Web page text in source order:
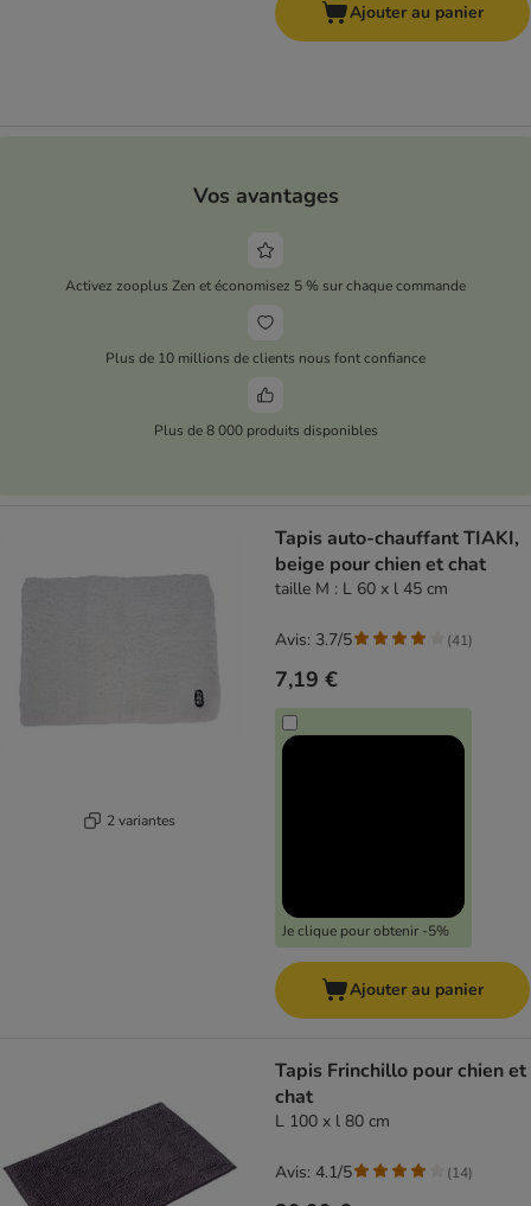
Ajouter au panier
Vos avantages
Activez zooplus Zen et économisez 5 % sur chaque commande
Plus de 10 millions de clients nous font confiance
Plus de 8 000 produits disponibles
2 variantes
Tapis auto-chauffant TIAKI,
beige pour chien et chat
taille M : L 60 x l 45 cm
7,19 €
Je clique pour obtenir -5%
Avis: 3.7/5 (41)
Ajouter au panier
Tapis Frinchillo pour chien et
chat
L 100 x l 80 cm
Avis: 4.1/5 (14)